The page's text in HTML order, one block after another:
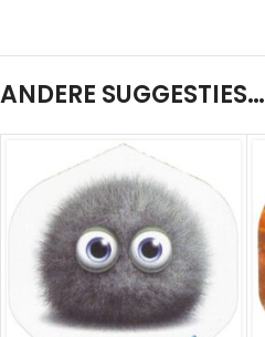
ANDERE SUGGESTIES…